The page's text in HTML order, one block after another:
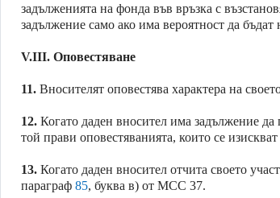
задълженията на фонда във връзка с
задължение само ако има вероятност да
V.III. Оповестяване
11. Вносителят оповестява характера на
12. Когато даден вносител има задължение
той прави оповестяванията, които се
13. Когато даден вносител отчита своето
параграф 85, буква в) от МСС 37.